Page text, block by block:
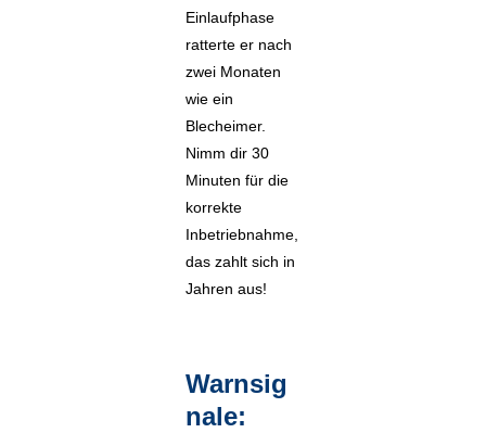
Einlaufphase
ratterte er nach
zwei Monaten
wie ein
Blecheimer.
Nimm dir 30
Minuten für die
korrekte
Inbetriebnahme,
das zahlt sich in
Jahren aus!
Warnsig
nale: